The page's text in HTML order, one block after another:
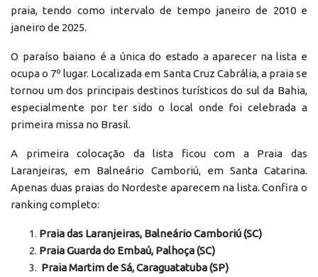
praia, tendo como intervalo de tempo janeiro de 2010 e
janeiro de 2025.
O paraíso baiano é a única do estado a aparecer na lista e
ocupa o 7º lugar. Localizada em Santa Cruz Cabrália, a praia se
tornou um dos principais destinos turísticos do sul da Bahia,
especialmente por ter sido o local onde foi celebrada a
primeira missa no Brasil.
A primeira colocação da lista ficou com a Praia das
Laranjeiras, em Balneário Camboriú, em Santa Catarina.
Apenas duas praias do Nordeste aparecem na lista. Confira o
ranking completo:
Praia das Laranjeiras, Balneário Camboriú (SC)
Praia Guarda do Embaú, Palhoça (SC)
Praia Martim de Sá, Caraguatatuba (SP)